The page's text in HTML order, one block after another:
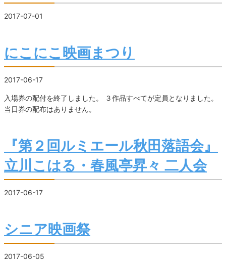
2017-07-01
にこにこ映画まつり
2017-06-17
入場券の配付を終了しました。 ３作品すべてが定員となりました。
当日券の配布はありません。
『第２回ルミエール秋田落語会』
立川こはる・春風亭昇々 二人会
2017-06-17
シニア映画祭
2017-06-05